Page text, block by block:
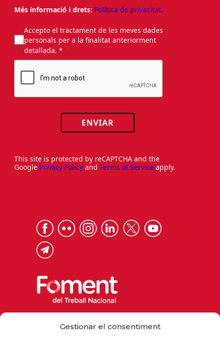
Gestionar el consentiment
Més informació i drets: Política de privacitat.
Accepto el tractament de les meves dades
personals per a la finalitat anteriorment
detallada. *
ENVIAR
This site is protected by reCAPTCHA and the
Google Privacy Policy and Terms of Service apply.